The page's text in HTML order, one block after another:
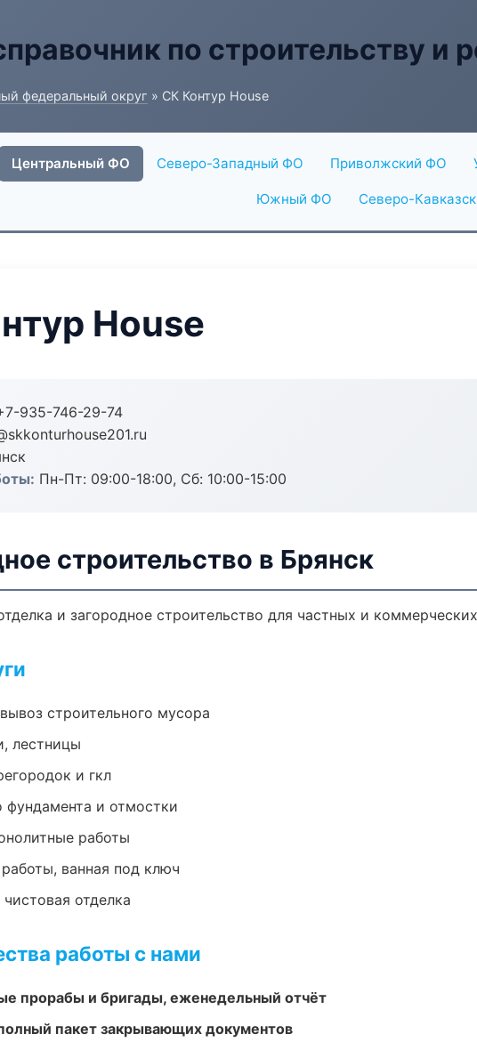
по строительству и
федеральный округ » СК Контур House
Центральный ФО Северо-Западный ФО Приволжский ФО
Южный ФО Северо-
House
935-746-29-74
Пн-Пт: 09:00-18:00, Сб: 10:00-15:00
строительство в Брянск
и загородное строительство для частных и
строительного мусора
лестницы
и гкл
фундамента и отмостки
работы
ванная под ключ
отделка
работы с нами
прорабы и бригады, еженедельный отчёт
пакет закрывающих документов